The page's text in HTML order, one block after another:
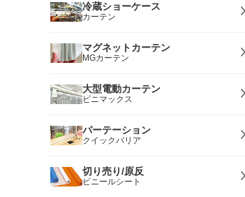
冷蔵ショーケース
カーテン
マグネットカーテン
MGカーテン
大型電動カーテン
ビニマックス
パーテーション
クイックバリア
切り売り/原反
ビニールシート